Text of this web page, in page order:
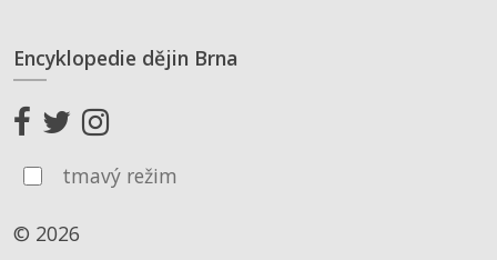
Encyklopedie dějin Brna
tmavý režim
© 2026